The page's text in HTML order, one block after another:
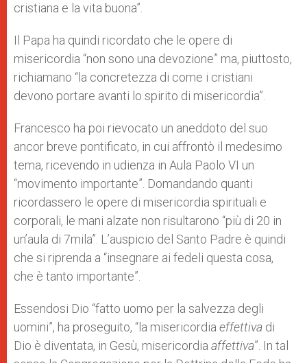
cristiana e la vita buona”.
Il Papa ha quindi ricordato che le opere di
misericordia “non sono una devozione” ma, piuttosto,
richiamano “la concretezza di come i cristiani
devono portare avanti lo spirito di misericordia”.
Francesco ha poi rievocato un aneddoto del suo
ancor breve pontificato, in cui affrontò il medesimo
tema, ricevendo in udienza in Aula Paolo VI un
“movimento importante”. Domandando quanti
ricordassero le opere di misericordia spirituali e
corporali, le mani alzate non risultarono “più di 20 in
un’aula di 7mila”. L’auspicio del Santo Padre è quindi
che si riprenda a “insegnare ai fedeli questa cosa,
che è tanto importante”.
Essendosi Dio “fatto uomo per la salvezza degli
uomini”, ha proseguito, “la misericordia effettiva di
Dio è diventata, in Gesù, misericordia affettiva”. In tal